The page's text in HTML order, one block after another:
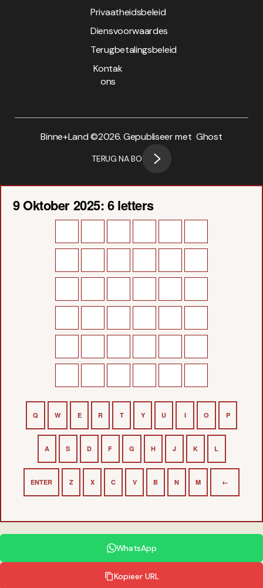
Privaatheidsbeleid
Diensvoorwaardes
Terugbetalingsbeleid
Kontak
ons
Binne+Land ©2026. Gepubliseer met Ghost
TERUG NA BO
9 Oktober 2025: 6 letters
Q W E R T Y U I O P
A S D F G H J K L
ENTER Z X C V B N M ←
WhatsApp
Kopieer URL